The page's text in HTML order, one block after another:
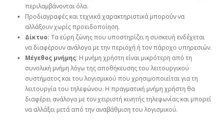
περιλαμβάνονται όλα.
Προδιαγραφές και τεχνικά χαρακτηριστικά μπορούν να
αλλάξουν χωρίς προειδοποίηση.
Δίκτυο: Τα εύρη ζώνης που υποστηρίζει η συσκευή ενδέχεται
να διαφέρουν ανάλογα με την περιοχή ή τον πάροχο υπηρεσιών.
Μέγεθος μνήμης: Η μνήμη χρήστη είναι μικρότερη από τη
συνολική μνήμη λόγω της αποθήκευσης του λειτουργικού
συστήματος και του λογισμικού που χρησιμοποιείται για τη
λειτουργία του τηλεφώνου. Η πραγματική μνήμη χρήστη θα
διαφέρει ανάλογα με τον χειριστή κινητής τηλεφωνίας και μπορεί
να αλλάξει μετά από την αναβάθμιση του λογισμικού.